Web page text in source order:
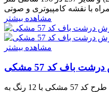
با نقشه کامپیوتری و صوتی
مشاهده بیشتر
مشاهده بیشتر
باف کد 57 مشکی
نخ و نقشه فرش درشت باف (گبه) طرح کد 57 مشکی با 12 رنگ به